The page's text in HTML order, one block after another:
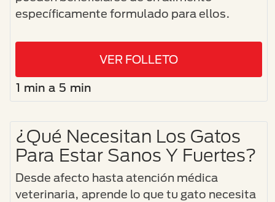
específicamente formulado para ellos.
VER FOLLETO
1 min a 5 min
¿Qué Necesitan Los Gatos
Para Estar Sanos Y Fuertes?
Desde afecto hasta atención médica
veterinaria, aprende lo que tu gato necesita